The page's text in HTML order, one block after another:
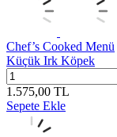
Chef’s Cooked Menü
Küçük Irk Köpek
1.575,00 TL
Sepete Ekle